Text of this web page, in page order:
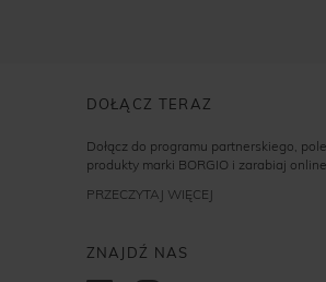
DOŁĄCZ TERAZ
Dołącz do programu partnerskiego,
produkty marki BORGIO i zarabiaj
PRZECZYTAJ WIĘCEJ
ZNAJDŹ NAS